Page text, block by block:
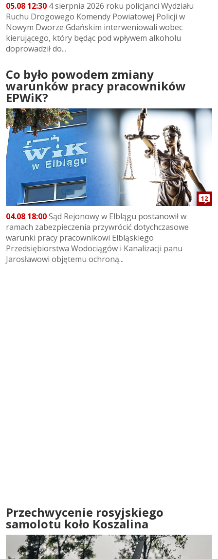
05.08 12:30 4 sierpnia 2026 roku policjanci Wydziału
Ruchu Drogowego Komendy Powiatowej Policji w
Nowym Dworze Gdańskim interweniowali wobec
kierującego, który będąc pod wpływem alkoholu
doprowadził do...
Co było powodem zmiany
warunków pracy pracowników
EPWiK?
12
04.08 18:00Sąd Rejonowy w Elblągu postanowił w
ramach zabezpieczenia przywrócić dotychczasowe
warunki pracy pracownikowi Elbląskiego
Przedsiębiorstwa Wodociągów i Kanalizacji panu
Jarosławowi objętemu ochroną...
Przechwycenie rosyjskiego
samolotu koło Koszalina